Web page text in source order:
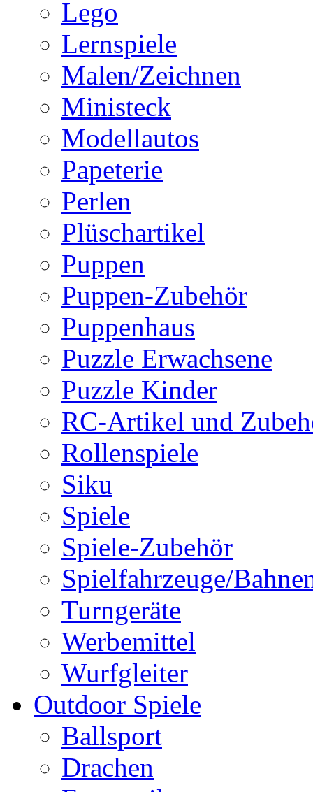
Lego
Lernspiele
Malen/Zeichnen
Ministeck
Modellautos
Papeterie
Perlen
Plüschartikel
Puppen
Puppen-Zubehör
Puppenhaus
Puzzle Erwachsene
Puzzle Kinder
RC-Artikel und
Rollenspiele
Siku
Spiele
Spiele-Zubehör
Spielfahrzeuge/
Turngeräte
Werbemittel
Wurfgleiter
Outdoor Spiele
Ballsport
Drachen